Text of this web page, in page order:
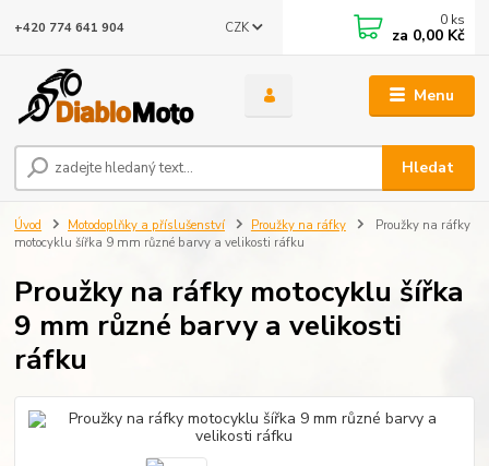
Menu
CZK
Hledat
+420 774 641 904 0 ks
za 0,00 Kč
Úvod Motodoplňky a příslušenství Proužky na ráfky
Proužky na ráfky
motocyklu šířka 9 mm různé barvy a velikosti ráfku
Proužky na ráfky motocyklu šířka
9 mm různé barvy a velikosti
ráfku